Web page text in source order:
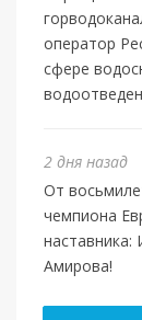
оператор
сфере
2 дня назад
От
чемпиона
Амирова!